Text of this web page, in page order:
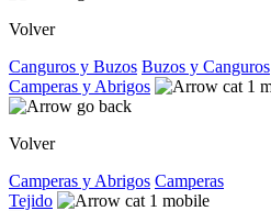
Volver
Canguros y Buzos Buzos y Canguros
Camperas y Abrigos
Volver
Camperas y Abrigos Camperas
Tejido